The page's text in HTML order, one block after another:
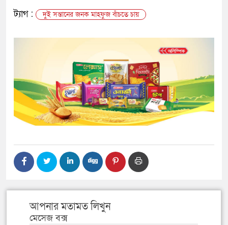
ট্যাগ :
দুই সন্তানের জনক মাহফুজ বাঁচতে চায়
আপনার মতামত লিখুন
মেসেজ বক্স